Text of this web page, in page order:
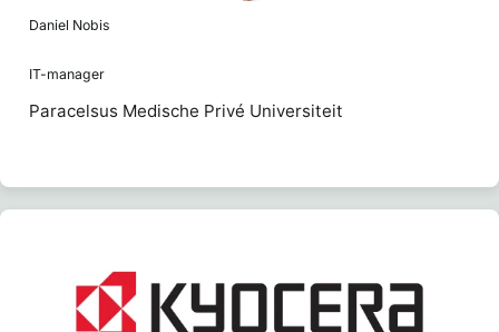
Daniel Nobis
IT-manager
Paracelsus Medische Privé Universiteit